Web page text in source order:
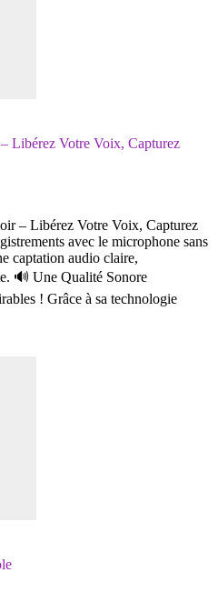
Libérez Votre Voix, Capturez
– Libérez Votre Voix, Capturez
avec le microphone sans
captation audio claire,
🔊 Une Qualité Sonore
! Grâce à sa technologie